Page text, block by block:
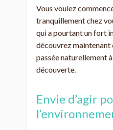
Vous voulez
tranquillement chez
qui a pourtant un fort
découvrez maintenant
passée naturellement
découverte.
Envie d’agir